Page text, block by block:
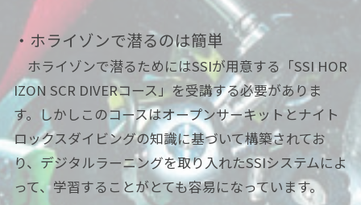
・ホライゾンで潜るのは簡単
ホライゾンで潜るためにはSSIが用意する「SSI HOR
IZON SCR DIVERコース」を受講する必要がありま
す。しかしこのコースはオープンサーキットとナイト
ロックスダイビングの知識に基づいて構築されてお
り、デジタルラーニングを取り入れたSSIシステムによ
って、学習することがとても容易になっています。